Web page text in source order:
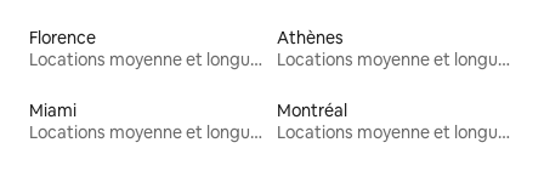
Florence
Locations moyenne et longue durée
Athènes
Locations moyenne et longue durée
Miami
Locations moyenne et longue durée
Montréal
Locations moyenne et longue durée